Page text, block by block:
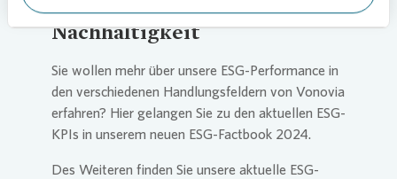
Nachhaltigkeit
Sie wollen mehr über unsere ESG-Performance in
den verschiedenen Handlungsfeldern von Vonovia
erfahren? Hier gelangen Sie zu den aktuellen ESG-
KPIs in unserem neuen ESG-Factbook 2024.
Des Weiteren finden Sie unsere aktuelle ESG-